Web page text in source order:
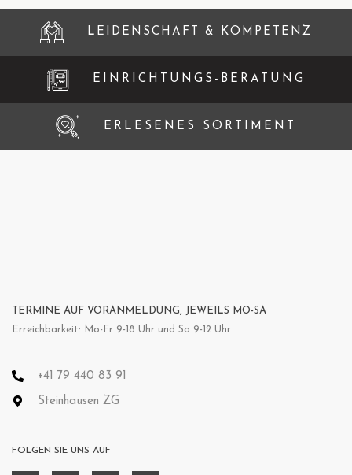
LEIDENSCHAFT & KOMPETENZ
EINRICHTUNGS-BERATUNG
ERLESENES SORTIMENT
TERMINE AUF VORANMELDUNG, JEWEILS MO-SA
Erreichbarkeit: Mo-Fr 9-18 Uhr und Sa 9-12 Uhr
+41 79 440 83 91
Steinhausen ZG
FOLGEN SIE UNS AUF